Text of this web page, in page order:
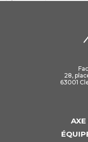
28,
63001
AXE